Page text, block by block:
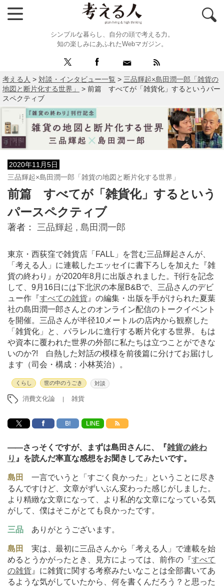
シンプルな暮らし、自分の頭で考える力。
知の楽しみにあふれたWebマガジン。
考える人 > 対談・インタビュー一覧 > 三品輝起×島田潤一郎「雑貨の
地図と断片化する世界」
> 前篇 すべてが「雑貨化」するというパー
スペクティブ
2020年11月5日
三品輝起×島田潤一郎「雑貨の地図と断片化する世界」
前篇 すべてが「雑貨化」するという
パースペクティブ
著者： 三品輝起 , 島田潤一郎
東京・西荻窪で雑貨店「FALL」を営む三品輝起さんが、
「考える人」に連載したエッセイに書下ろしを加えた『雑
貨の終わり』が2020年8月に出版されました。刊行を記念
して、9月16日には下北沢の本屋B&Bで、三品さんのデビ
ュー作『すべての雑貨 』の編集・出版を手がけられた夏葉
社の島田潤一郎さんとのオンライン配信のトークイベント
を開催。三品さんが半径10メートルの店内から観察した
「雑貨化」と、パラレルに進行する断片化する世界。もは
や資本に覆われた世界の外部に私たちは立つことができな
いのか?! 白熱した対話の模様を前後篇に分けてお届けし
ます（司会・構成：小林英治）。
くらし 世の中のうごき 対談
消費文化論 雑貨
B! LINE
――さっそくですが、まずは島田さんに、『雑貨の終わ
り 』を読んだ率直な感想をお聞きしてみたいです。
島田
一言でいうと「すごく良かった」ということに尽き
るんですけど、文章がずいぶん変わった感じがしました。
より精緻な文章になって、より私的な文章になっている気
がして、僕はそこがとても良かったです。
三品 ありがとうございます。
島田
実は、最初に三品さんから「考える人」で連載を始
めるとうかがったとき、見方によっては、前作の『すべて
の雑貨 』に雑貨に関する考察みたいなことは全部書いてあ
るような気がしていたから、何を書くんだろう？と思った